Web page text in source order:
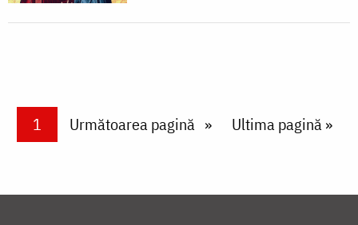
PaginareCurrent page
1 Next page
Următoarea pagină Last page
Ultima pagină »